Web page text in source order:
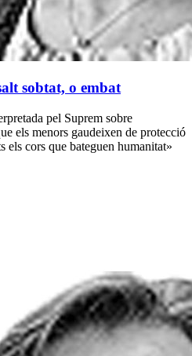
sobtat, o embat
pel Suprem sobre
els menors gaudeixen de protecció
els cors que bateguen humanitat»